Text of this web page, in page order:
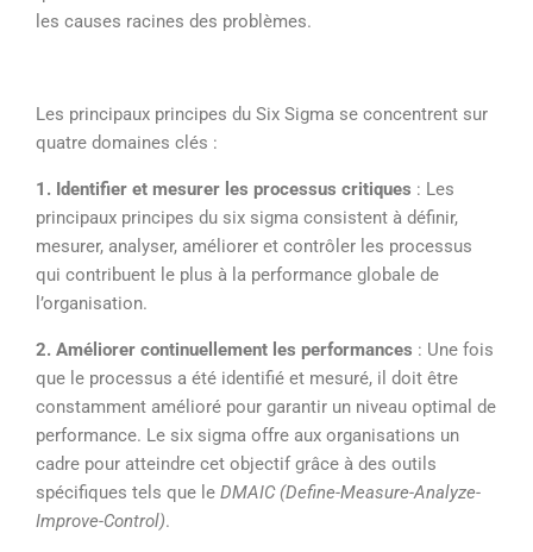
les causes racines des problèmes.
Les principaux principes du Six Sigma se concentrent sur
quatre domaines clés :
1. Identifier et mesurer les processus critiques : Les
principaux principes du six sigma consistent à définir,
mesurer, analyser, améliorer et contrôler les processus
qui contribuent le plus à la performance globale de
l’organisation.
2. Améliorer continuellement les performances : Une fois
que le processus a été identifié et mesuré, il doit être
constamment amélioré pour garantir un niveau optimal de
performance. Le six sigma offre aux organisations un
cadre pour atteindre cet objectif grâce à des outils
spécifiques tels que le DMAIC (Define-Measure-Analyze-
Improve-Control).